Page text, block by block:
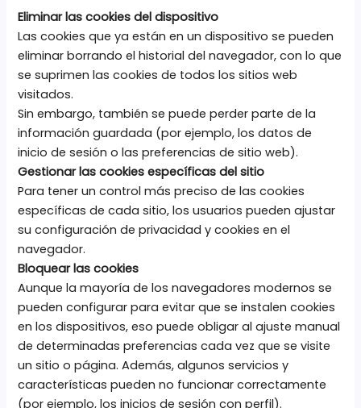
Eliminar las cookies del dispositivo
Las cookies que ya están en un dispositivo se pueden
eliminar borrando el historial del navegador, con lo que
se suprimen las cookies de todos los sitios web
visitados.
Sin embargo, también se puede perder parte de la
información guardada (por ejemplo, los datos de
inicio de sesión o las preferencias de sitio web).
Gestionar las cookies específicas del sitio
Para tener un control más preciso de las cookies
específicas de cada sitio, los usuarios pueden ajustar
su configuración de privacidad y cookies en el
navegador.
Bloquear las cookies
Aunque la mayoría de los navegadores modernos se
pueden configurar para evitar que se instalen cookies
en los dispositivos, eso puede obligar al ajuste manual
de determinadas preferencias cada vez que se visite
un sitio o página. Además, algunos servicios y
características pueden no funcionar correctamente
(por ejemplo, los inicios de sesión con perfil).